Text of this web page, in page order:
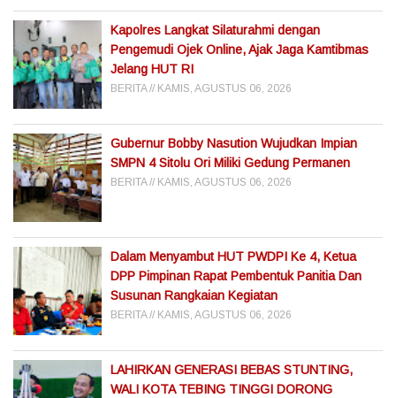
Kapolres Langkat Silaturahmi dengan
Pengemudi Ojek Online, Ajak Jaga Kamtibmas
Jelang HUT RI
BERITA KAMIS, AGUSTUS 06, 2026
Gubernur Bobby Nasution Wujudkan Impian
SMPN 4 Sitolu Ori Miliki Gedung Permanen
BERITA KAMIS, AGUSTUS 06, 2026
Dalam Menyambut HUT PWDPI Ke 4, Ketua
DPP Pimpinan Rapat Pembentuk Panitia Dan
Susunan Rangkaian Kegiatan
BERITA KAMIS, AGUSTUS 06, 2026
LAHIRKAN GENERASI BEBAS STUNTING,
WALI KOTA TEBING TINGGI DORONG